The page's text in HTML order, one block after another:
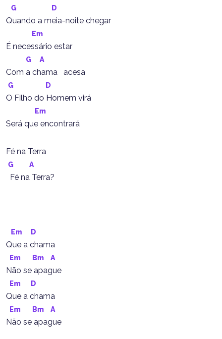
G D
Quando a meia-noite chegar
Em
É necessário estar
G A
Com a chama   acesa
G D
O Filho do Homem virá
Em
Será que encontrará
Fé na Terra
G A
Fé na Terra?
Em D
Que a chama
Em Bm A
Não se apague
Em D
Que a chama
Em Bm A
Não se apague